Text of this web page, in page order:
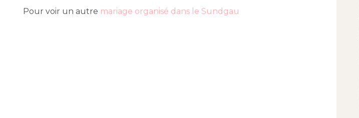
Pour voir un autre mariage organisé dans le Sundgau